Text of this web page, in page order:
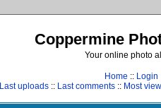
Coppermine
Your online photo
Home :: Login
Last uploads :: Last comments :: Most